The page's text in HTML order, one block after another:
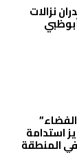
نزالات
استدامة
المنطقة